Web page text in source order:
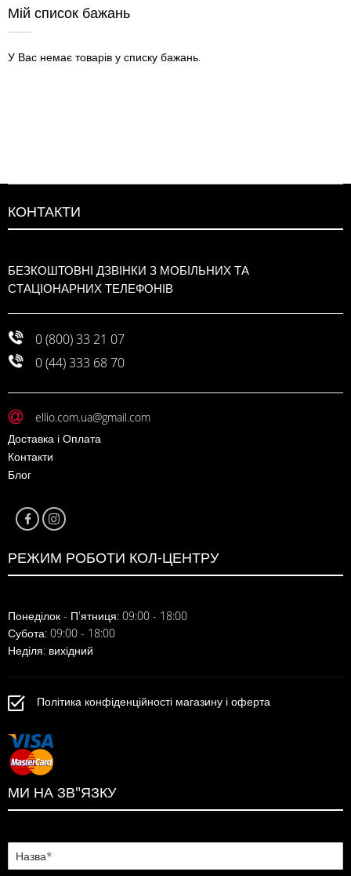
Мій список бажань
У Вас немає товарів у списку бажань.
КОНТАКТИ
БЕЗКОШТОВНІ ДЗВІНКИ З МОБІЛЬНИХ ТА
СТАЦІОНАРНИХ ТЕЛЕФОНІВ
0 (800) 33 21 07
0 (44) 333 68 70
ellio.com.ua@gmail.com
Доставка і Оплата
Контакти
Блог
РЕЖИМ РОБОТИ КОЛ-ЦЕНТРУ
Понеділок - П'ятниця: 09:00 - 18:00
Субота: 09:00 - 18:00
Неділя: вихідний
Політика конфіденційності магазину і оферта
МИ НА ЗВ"ЯЗКУ